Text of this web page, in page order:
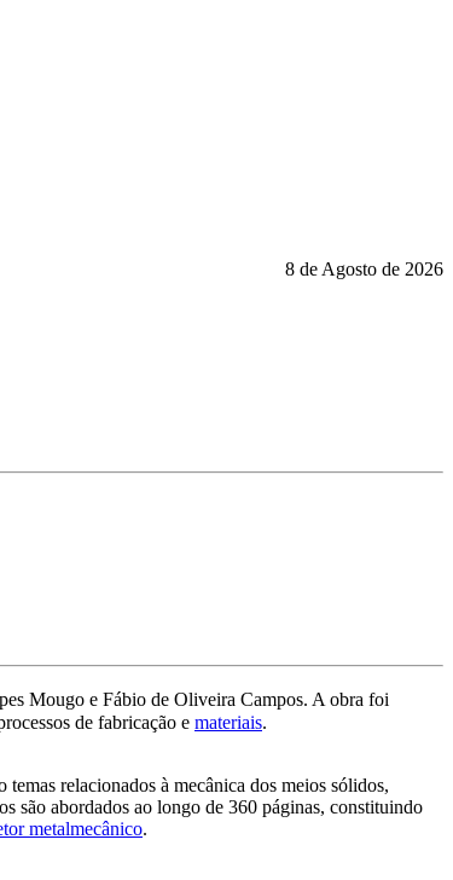
8 de Agosto de 2026
Mougo e Fábio de Oliveira Campos. A obra foi
de fabricação e materiais.
relacionados à mecânica dos meios sólidos,
são abordados ao longo de 360 páginas, constituindo
metalmecânico.